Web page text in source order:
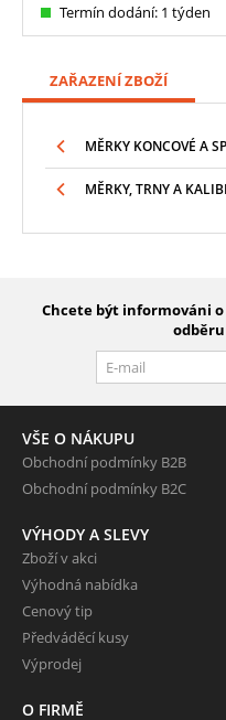
Termín dodání: 1 týden
ZAŘAZENÍ ZBOŽÍ
MĚRKY KONCOVÉ A
MĚRKY, TRNY A
Chcete být informováni
VŠE O NÁKUPU
Obchodní podmínky B2B
Obchodní podmínky B2C
VÝHODY A SLEVY
Zboží v akci
Výhodná nabídka
Cenový tip
Předváděcí kusy
Výprodej
O FIRMĚ